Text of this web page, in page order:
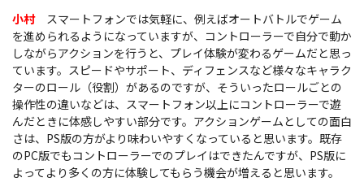
小村スマートフォンでは気軽に、例えばオートバトルでゲーム
を進められるようになっていますが、コントローラーで自分で動か
しながらアクションを行うと、プレイ体験が変わるゲームだと思っ
ています。スピードやサポート、ディフェンスなど様々なキャラク
ターのロール（役割）があるのですが、そういったロールごとの
操作性の違いなどは、スマートフォン以上にコントローラーで遊
んだときに体感しやすい部分です。アクションゲームとしての面白
さは、PS版の方がより味わいやすくなっていると思います。既存
のPC版でもコントローラーでのプレイはできたんですが、PS版に
よってより多くの方に体験してもらう機会が増えると思います。